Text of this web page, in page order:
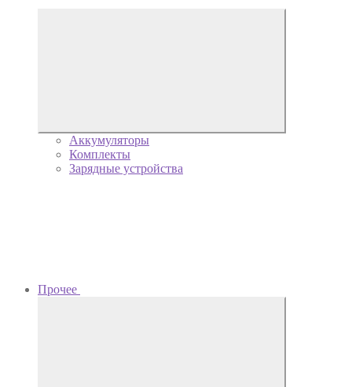
Аккумуляторы
Комплекты
Зарядные устройства
Прочее